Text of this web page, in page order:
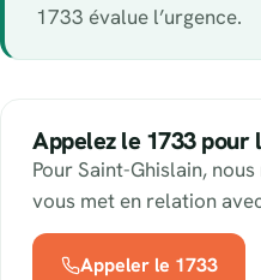
1733 évalue l’urgence.
Appelez le 1733 pour
Pour Saint-Ghislain,
vous met en relation
Appeler le 1733